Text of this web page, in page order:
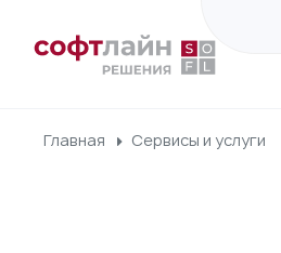
Главная Сервисы и услуги